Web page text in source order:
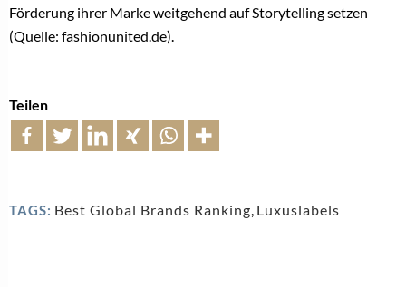
Förderung ihrer Marke weitgehend auf Storytelling setzen
(Quelle: fashionunited.de).
Teilen
TAGS: Best Global Brands Ranking, Luxuslabels